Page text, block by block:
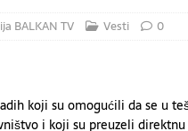
DRUŠTVO
BALKAN TV Vesti 0
koji su omogućili da se u
i koji su preuzeli